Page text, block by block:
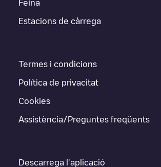
Feina
Estacions de càrrega
Termes i condicions
Política de privacitat
Cookies
Assistència/Preguntes freqüents
Descarrega l'aplicació